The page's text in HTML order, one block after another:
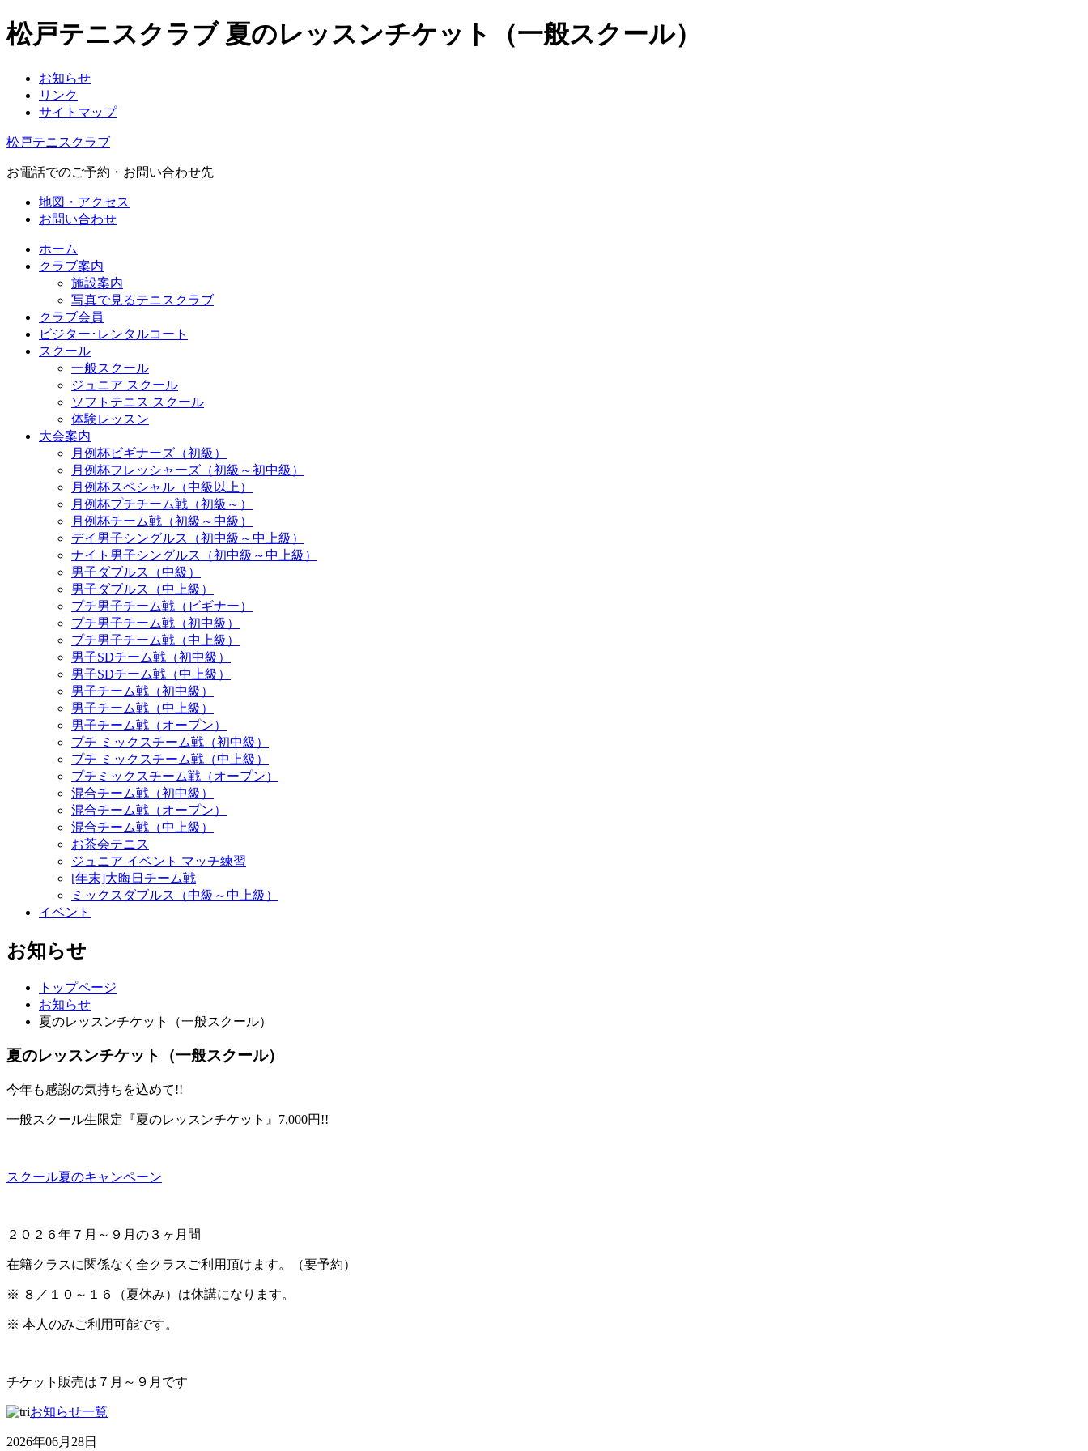
松戸テニスクラブ 夏のレッスンチケット（一般スクール）
お知らせ
リンク
サイトマップ
松戸テニスクラブ
お電話でのご予約・お問い合わせ先
地図・アクセス
お問い合わせ
ホーム
クラブ案内
施設案内
写真で見るテニスクラブ
クラブ会員
ビジター･レンタルコート
スクール
一般スクール
ジュニア スクール
ソフトテニス スクール
体験レッスン
大会案内
月例杯ビギナーズ（初級）
月例杯フレッシャーズ（初級～初中級）
月例杯スペシャル（中級以上）
月例杯プチチーム戦（初級～）
月例杯チーム戦（初級～中級）
デイ男子シングルス（初中級～中上級）
ナイト男子シングルス（初中級～中上級）
男子ダブルス（中級）
男子ダブルス（中上級）
プチ男子チーム戦（ビギナー）
プチ男子チーム戦（初中級）
プチ男子チーム戦（中上級）
男子SDチーム戦（初中級）
男子SDチーム戦（中上級）
男子チーム戦（初中級）
男子チーム戦（中上級）
男子チーム戦（オープン）
プチ ミックスチーム戦（初中級）
プチ ミックスチーム戦（中上級）
プチミックスチーム戦（オープン）
混合チーム戦（初中級）
混合チーム戦（オープン）
混合チーム戦（中上級）
お茶会テニス
ジュニア イベント マッチ練習
[年末]大晦日チーム戦
ミックスダブルス（中級～中上級）
イベント
お知らせ
トップページ
お知らせ
夏のレッスンチケット（一般スクール）
夏のレッスンチケット（一般スクール）
今年も感謝の気持ちを込めて!!
一般スクール生限定『夏のレッスンチケット』7,000円!!
スクール夏のキャンペーン
２０２６年７月～９月の３ヶ月間
在籍クラスに関係なく全クラスご利用頂けます。（要予約）
※ ８／１０～１６（夏休み）は休講になります。
※ 本人のみご利用可能です。
チケット販売は７月～９月です
お知らせ一覧
2026年06月28日